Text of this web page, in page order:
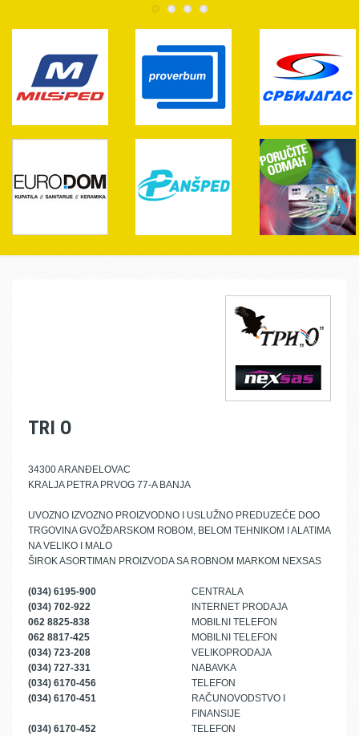
TRI O
34300 ARANĐELOVAC
KRALJA PETRA PRVOG 77-A BANJA
UVOZNO IZVOZNO PROIZVODNO I USLUŽNO PREDUZEĆE DOO
TRGOVINA GVOŽĐARSKOM ROBOM, BELOM TEHNIKOM I ALATIMA
NA VELIKO I MALO
ŠIROK ASORTIMAN PROIZVODA SA ROBNOM MARKOM NEXSAS
(034) 6195-900
CENTRALA
(034) 702-922
INTERNET PRODAJA
062 8825-838
MOBILNI TELEFON
062 8817-425
MOBILNI TELEFON
(034) 723-208
VELIKOPRODAJA
(034) 727-331
NABAVKA
(034) 6170-456
TELEFON
(034) 6170-451
RAČUNOVODSTVO I
FINANSIJE
(034) 6170-452
TELEFON